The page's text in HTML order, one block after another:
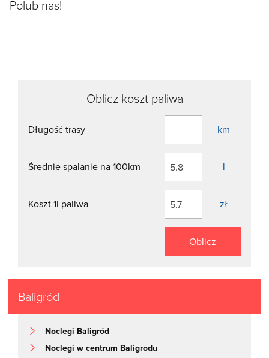
Polub nas!
Oblicz koszt paliwa
Długość trasy km
Średnie spalanie na 100km l
Koszt 1l paliwa zł
Oblicz
Baligród
Noclegi Baligród
Noclegi w centrum Baligrodu